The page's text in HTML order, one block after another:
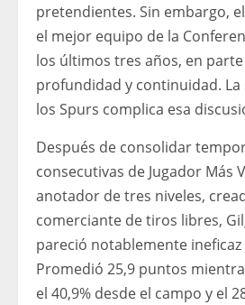
pretendientes. Sin embargo,
el mejor equipo de la
los últimos tres años, en
profundidad y continuidad. La
los Spurs complica esa
Después de consolidar
consecutivas de Jugador Más
anotador de tres niveles,
comerciante de tiros libres,
pareció notablemente
Promedió 25,9 puntos
el 40,9% desde el campo y el